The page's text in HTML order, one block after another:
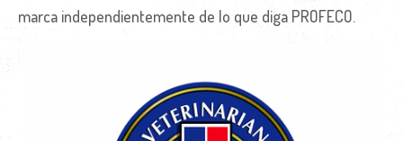
marca independientemente de lo que diga PROFECO.